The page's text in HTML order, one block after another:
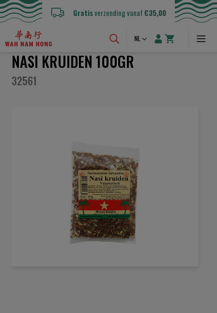
Gratisverzending vanaf€35,00
Taal
NL
NASI KRUIDEN 100GR
32561